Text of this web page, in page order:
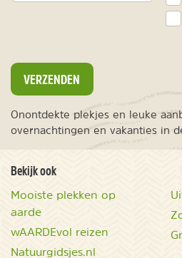
VERZENDEN
Onontdekte plekjes en leuke
overnachtingen en vakanties in
Bekijk ook
Mooiste plekken op
aarde
wAARDEvol reizen
Natuurgidsjes.nl